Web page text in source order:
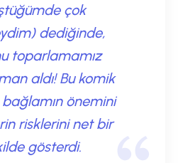
çok
dediğinde,
toparlamamız
aldı! Bu komik
bağlamın önemini
risklerini net bir
gösterdi.